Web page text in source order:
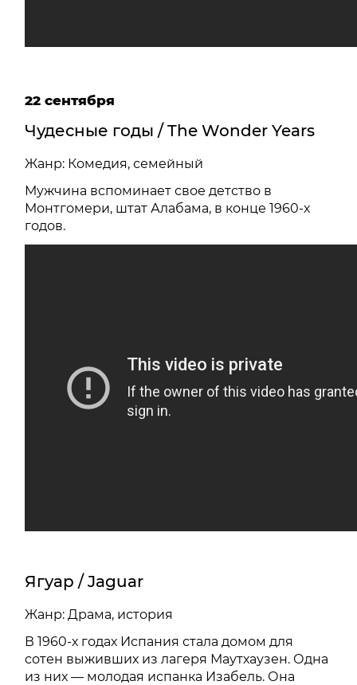
22 сентября
Чудесные годы / The Wonder Years
Жанр: Комедия, семейный
Мужчина вспоминает свое детство в
Монтгомери, штат Алабама, в конце 1960-х
годов.
Ягуар / Jaguar
Жанр: Драма, история
В 1960-х годах Испания стала домом для
сотен выживших из лагеря Маутхаузен. Одна
из них — молодая испанка Изабель. Она